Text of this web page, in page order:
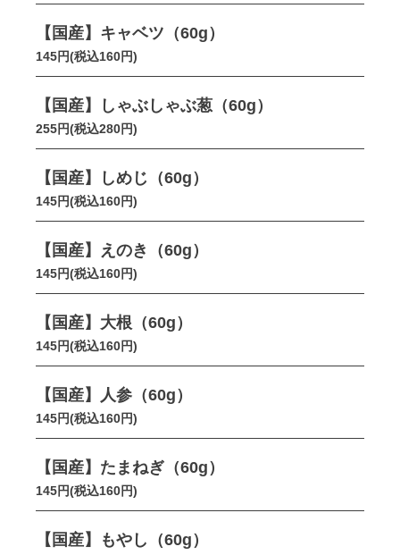
【国産】キャベツ（60g）
145円(税込160円)
【国産】しゃぶしゃぶ葱（60g）
255円(税込280円)
【国産】しめじ（60g）
145円(税込160円)
【国産】えのき（60g）
145円(税込160円)
【国産】大根（60g）
145円(税込160円)
【国産】人参（60g）
145円(税込160円)
【国産】たまねぎ（60g）
145円(税込160円)
【国産】もやし（60g）